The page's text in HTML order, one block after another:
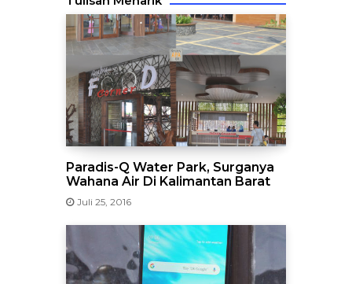
Paradis-Q Water Park, Surganya
Wahana Air Di Kalimantan Barat
Juli 25, 2016